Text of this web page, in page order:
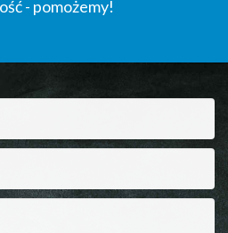
- pomożemy!